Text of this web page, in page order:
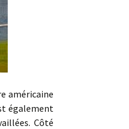
américaine
également
Côté